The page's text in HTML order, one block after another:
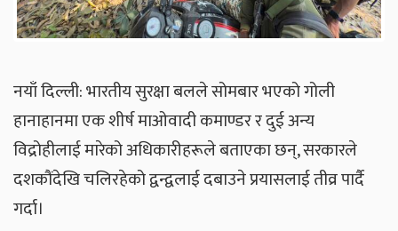
नयाँ दिल्ली: भारतीय सुरक्षा बलले सोमबार भएको गोली
हानाहानमा एक शीर्ष माओवादी कमाण्डर र दुई अन्य
विद्रोहीलाई मारेको अधिकारीहरूले बताएका छन्, सरकारले
दशकौंदेखि चलिरहेको द्वन्द्वलाई दबाउने प्रयासलाई तीव्र पार्दै
गर्दा।